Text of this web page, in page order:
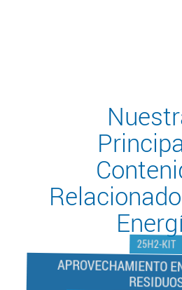
25H2-KIT
APROVECHAMIENTO